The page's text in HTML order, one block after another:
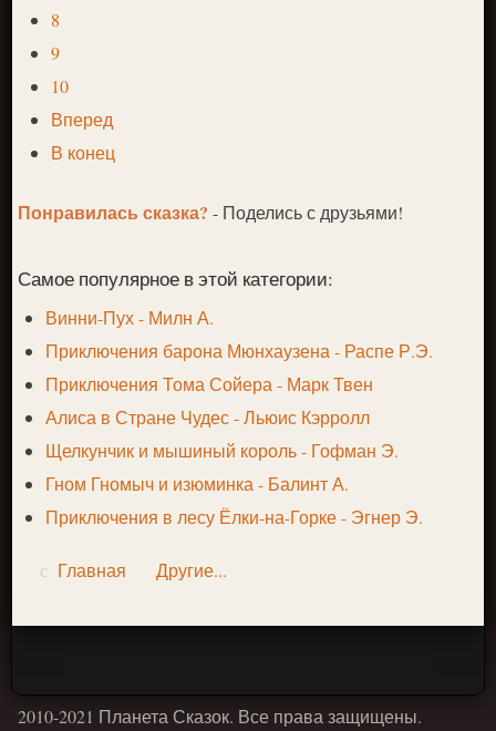
8
9
10
Вперед
В конец
Понравилась сказка?- Поделись с друзьями!
Самое популярное в этой категории:
Винни-Пух - Милн А.
Приключения барона Мюнхаузена - Распе Р.Э.
Приключения Тома Сойера - Марк Твен
Алиса в Стране Чудес - Льюис Кэрролл
Щелкунчик и мышиный король - Гофман Э.
Гном Гномыч и изюминка - Балинт А.
Приключения в лесу Ёлки-на-Горке - Эгнер Э.
Главная Другие...
2010-2021 Планета Сказок. Все права защищены.